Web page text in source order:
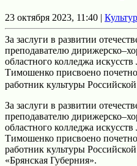
23 октября 2023, 11:40 |
За заслуги в развитии
преподавателю
областного колледжа
Тимошенко присвоено
работник культуры
За заслуги в развитии
преподавателю
областного колледжа
Тимошенко присвоено
работник культуры
«Брянская Губерния».